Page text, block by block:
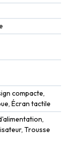
compacte,
Écran tactile
Trousse